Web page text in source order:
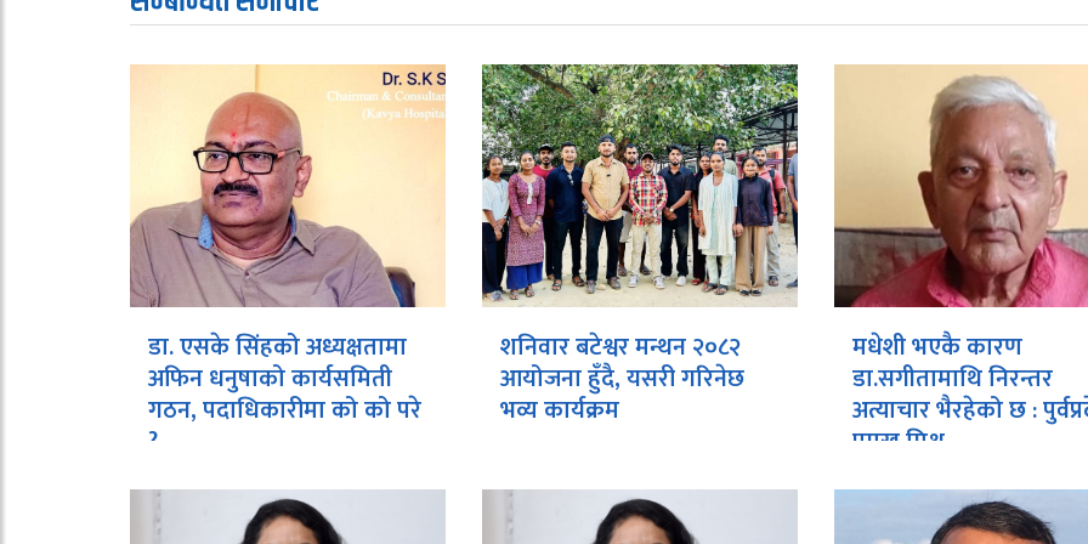
डा. एसके सिंहको अध्यक्षतामा
अफिन धनुषाको कार्यसमिती
गठन, पदाधिकारीमा को को परे
?
शनिवार बटेश्वर मन्थन २०८२
आयोजना हुँदै, यसरी गरिनेछ
भव्य कार्यक्रम
मधेशी भएकै कारण
डा.सगीतामाथि निरन्तर
अत्याचार भैरहेको छ :
प्रमुख मिश्र